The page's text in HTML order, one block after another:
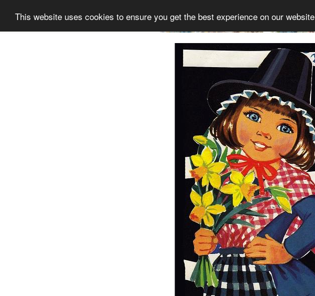
This website uses cookies to ensure you get the best experience on our website
Informatie Collectie